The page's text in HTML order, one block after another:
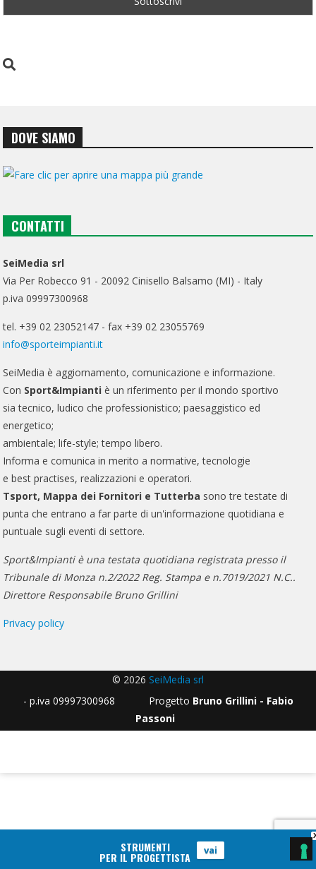
DOVE SIAMO
CONTATTI
SeiMedia srl
Via Per Robecco 91 - 20092 Cinisello Balsamo (MI) - Italy
p.iva 09997300968
tel. +39 02 23052147 - fax +39 02 23055769
info@sporteimpianti.it
SeiMedia è aggiornamento, comunicazione e informazione.
Con Sport&Impianti è un riferimento per il mondo sportivo
sia tecnico, ludico che professionistico; paesaggistico ed
energetico;
ambientale; life-style; tempo libero.
Informa e comunica in merito a normative, tecnologie
e best practises, realizzazioni e operatori.
Tsport, Mappa dei Fornitori e Tutterba sono tre testate di
punta che entrano a far parte di un'informazione quotidiana e
puntuale sugli eventi di settore.
Sport&Impianti è una testata quotidiana registrata presso il
Tribunale di Monza n.2/2022 Reg. Stampa e n.7019/2021 N.C..
Direttore Responsabile Bruno Grillini
Privacy policy
© 2026 SeiMedia srl
- p.iva 09997300968 Progetto Bruno Grillini - Fabio
Passoni
STRUMENTI
PER IL PROGETTISTA vai